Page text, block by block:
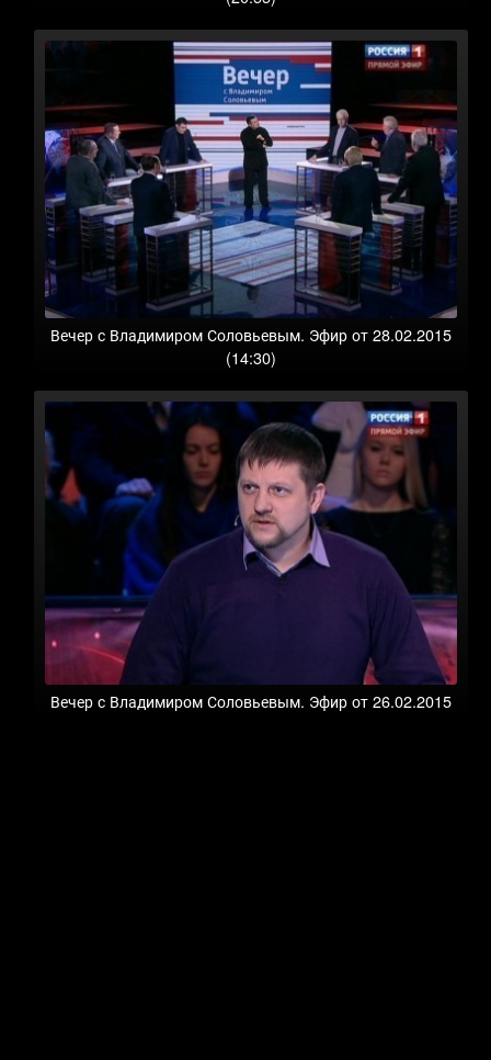
Вечер с Владимиром Соловьевым. Эфир от 28.02.2015
(14:30)
Вечер с Владимиром Соловьевым. Эфир от 26.02.2015